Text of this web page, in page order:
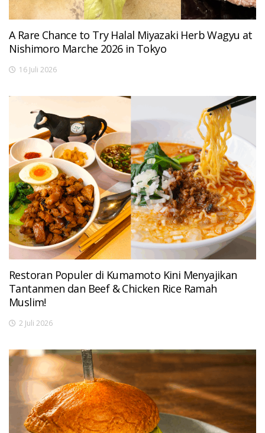
A Rare Chance to Try Halal Miyazaki Herb Wagyu at
Nishimoro Marche 2026 in Tokyo
16 Juli 2026
Restoran Populer di Kumamoto Kini Menyajikan
Tantanmen dan Beef & Chicken Rice Ramah
Muslim!
2 Juli 2026